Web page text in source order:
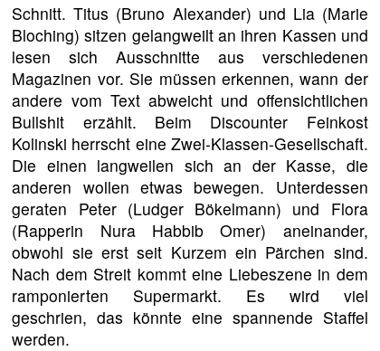
Schnitt. Titus (Bruno Alexander) und Lia (Marie
Bloching) sitzen gelangweilt an ihren Kassen und
lesen sich Ausschnitte aus verschiedenen
Magazinen vor. Sie müssen erkennen, wann der
andere vom Text abweicht und offensichtlichen
Bullshit erzählt. Beim Discounter Feinkost
Kolinski herrscht eine Zwei-Klassen-Gesellschaft.
Die einen langweilen sich an der Kasse, die
anderen wollen etwas bewegen. Unterdessen
geraten Peter (Ludger Bökelmann) und Flora
(Rapperin Nura Habbib Omer) aneinander,
obwohl sie erst seit Kurzem ein Pärchen sind.
Nach dem Streit kommt eine Liebeszene in dem
ramponierten Supermarkt. Es wird viel
geschrien, das könnte eine spannende Staffel
werden.